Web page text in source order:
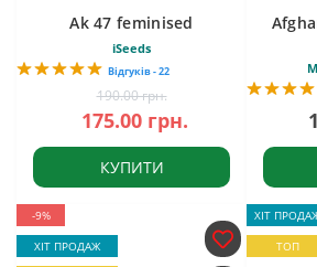
Ak 47 feminised
iSeeds
Відгуків - 22
190.00 грн.
175.00 грн.
КУПИТИ
-9%
ХІТ ПРОДАЖ
ХІТ
ТОП